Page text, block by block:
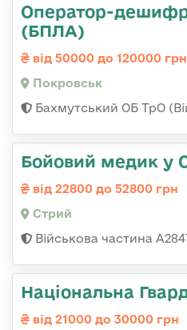
Оператор-
(БПЛА)
від 50000 до 120000 грн
Покровськ
Бахмутський ОБ ТрО
Бойовий медик у
від 22800 до 52800 грн
Стрий
Військова частина
Національна
від 21000 до 30000 грн